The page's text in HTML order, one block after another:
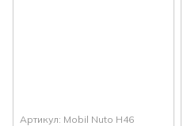
Артикул: Mobil Nuto H46